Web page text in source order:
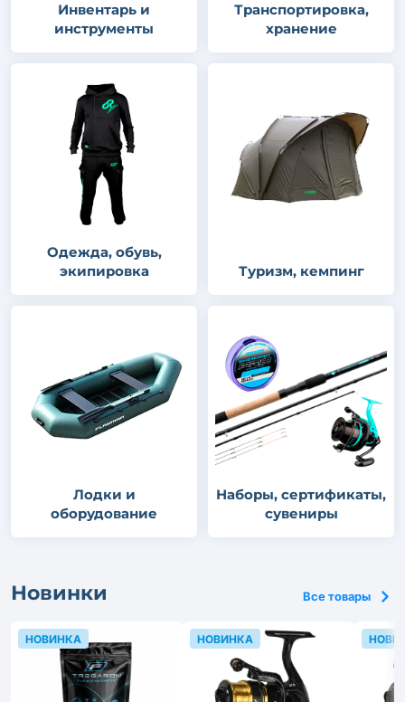
Инвентарь и
инструменты
Транспортировка,
хранение
Одежда, обувь,
экипировка
Туризм, кемпинг
Лодки и
оборудование
Наборы, сертификаты,
сувениры
Новинки Все товары
НОВИНКА НОВИНКА